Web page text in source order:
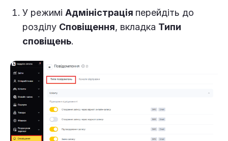
У режимі Адміністрація перейдіть до
розділу Сповіщення, вкладка Типи
сповіщень.